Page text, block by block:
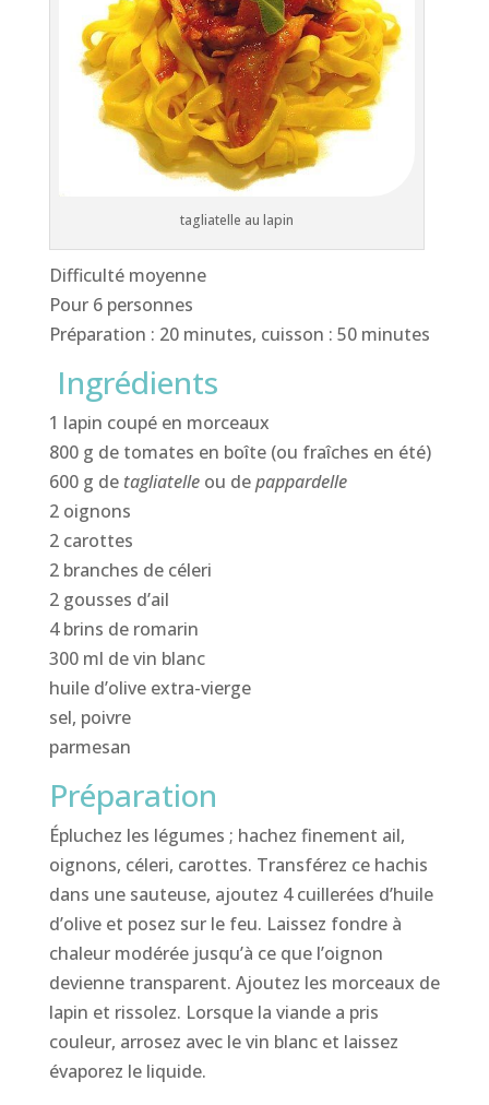
tagliatelle au lapin
Difficulté moyenne
Pour 6 personnes
Préparation : 20 minutes, cuisson : 50 minutes
Ingrédients
1 lapin coupé en morceaux
800 g de tomates en boîte (ou fraîches en été)
600 g detagliatelleou depappardelle
2 oignons
2 carottes
2 branches de céleri
2 gousses d’ail
4 brins de romarin
300 ml de vin blanc
huile d’olive extra-vierge
sel, poivre
parmesan
Préparation
Épluchez les légumes ; hachez finement ail,
oignons, céleri, carottes. Transférez ce hachis
dans une sauteuse, ajoutez 4 cuillerées d’huile
d’olive et posez sur le feu. Laissez fondre à
chaleur modérée jusqu’à ce que l’oignon
devienne transparent. Ajoutez les morceaux de
lapin et rissolez. Lorsque la viande a pris
couleur, arrosez avec le vin blanc et laissez
évaporez le liquide.